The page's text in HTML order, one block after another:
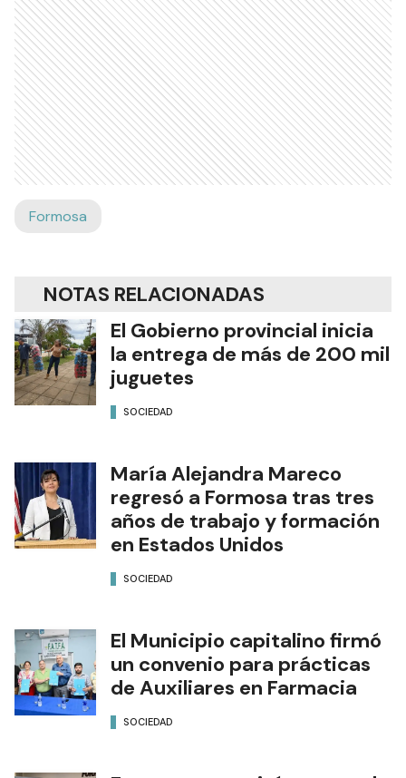
Formosa
NOTAS RELACIONADAS
El Gobierno provincial inicia
la entrega de más de 200 mil
juguetes
SOCIEDAD
María Alejandra Mareco
regresó a Formosa tras tres
años de trabajo y formación
en Estados Unidos
SOCIEDAD
El Municipio capitalino firmó
un convenio para prácticas
de Auxiliares en Farmacia
SOCIEDAD